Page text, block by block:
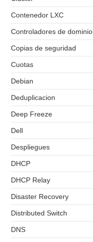
Contenedor LXC
Controladores de dominio
Copias de seguridad
Cuotas
Debian
Deduplicacion
Deep Freeze
Dell
Despliegues
DHCP
DHCP Relay
Disaster Recovery
Distributed Switch
DNS